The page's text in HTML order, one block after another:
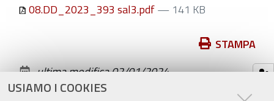
USIAMO I COOKIES
08.DD_2023_393 sal3.pdf— 141 KB
documento
STAMPA
ultima modifica02/01/2024